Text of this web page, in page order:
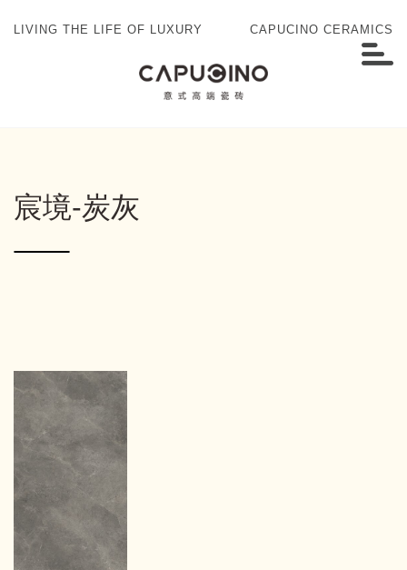
LIVING THE LIFE OF LUXURY CAPUCINO CERAMICS
宸境-炭灰